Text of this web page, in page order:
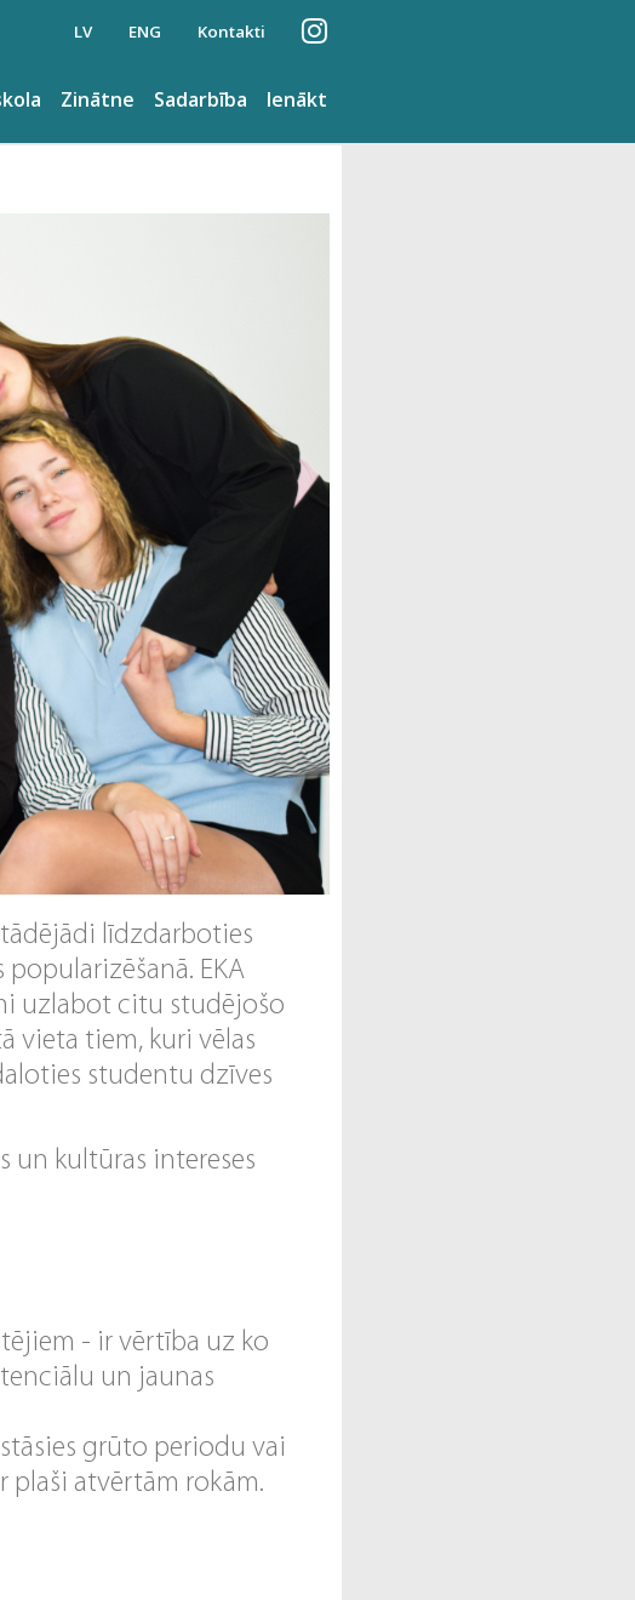
LV ENG Kontakti
Ienākt
Sadarbība
Zinātne
līdzdarboties
EKA
uzlabot citu studējošo
vieta tiem, kuri vēlas
studentu dzīves
un kultūras intereses
- ir vērtība uz ko
un jaunas
grūto periodu vai
plaši atvērtām rokām.